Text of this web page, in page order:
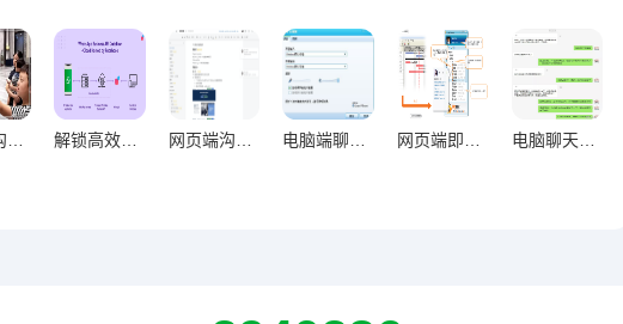
网页端沟通，破设备壁垒的效率革命 解锁高效办公新维度，WhatsApp网页版日常办公实用价值深度剖析 网页端沟通方式对信息同步的核心意义与实践价值 电脑端聊天工具进化论，从即时通讯到智能协作重构办公生态 网页端即时通讯对工作专注度的双刃剑效应与优化策略研究 电脑聊天方式对减少信息遗漏的关键作用研究